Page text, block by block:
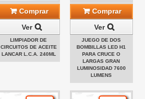
Comprar
Ver
LIMPIADOR DE
CIRCUITOS DE ACEITE
LANCAR L.C.A. 240ML
Comprar
Ver
JUEGO DE DOS
BOMBILLAS LED H1
PARA CRUCE O
LARGAS GRAN
LUMINOSIDAD 7600
LUMENS